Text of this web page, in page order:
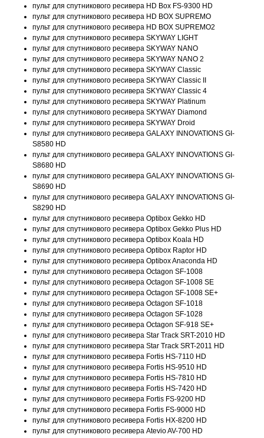
пульт для спутникового ресивера HD Box FS-9300 HD
пульт для спутникового ресивера HD BOX SUPREMO
пульт для спутникового ресивера HD BOX SUPREMO2
пульт для спутникового ресивера SKYWAY LIGHT
пульт для спутникового ресивера SKYWAY NANO
пульт для спутникового ресивера SKYWAY NANO 2
пульт для спутникового ресивера SKYWAY Classic
пульт для спутникового ресивера SKYWAY Classic II
пульт для спутникового ресивера SKYWAY Classic 4
пульт для спутникового ресивера SKYWAY Platinum
пульт для спутникового ресивера SKYWAY Diamond
пульт для спутникового ресивера SKYWAY Droid
пульт для спутникового ресивера GALAXY INNOVATIONS GI-
S8580 HD
пульт для спутникового ресивера GALAXY INNOVATIONS GI-
S8680 HD
пульт для спутникового ресивера GALAXY INNOVATIONS GI-
S8690 HD
пульт для спутникового ресивера GALAXY INNOVATIONS GI-
S8290 HD
пульт для спутникового ресивера Optibox Gekko HD
пульт для спутникового ресивера Optibox Gekko Plus HD
пульт для спутникового ресивера Optibox Koala HD
пульт для спутникового ресивера Optibox Raptor HD
пульт для спутникового ресивера Optibox Anaconda HD
пульт для спутникового ресивера Octagon SF-1008
пульт для спутникового ресивера Octagon SF-1008 SE
пульт для спутникового ресивера Octagon SF-1008 SE+
пульт для спутникового ресивера Octagon SF-1018
пульт для спутникового ресивера Octagon SF-1028
пульт для спутникового ресивера Octagon SF-918 SE+
пульт для спутникового ресивера Star Track SRT-2010 HD
пульт для спутникового ресивера Star Track SRT-2011 HD
пульт для спутникового ресивера Fortis HS-7110 HD
пульт для спутникового ресивера Fortis HS-9510 HD
пульт для спутникового ресивера Fortis HS-7810 HD
пульт для спутникового ресивера Fortis HS-7420 HD
пульт для спутникового ресивера Fortis FS-9200 HD
пульт для спутникового ресивера Fortis FS-9000 HD
пульт для спутникового ресивера Fortis HX-8200 HD
пульт для спутникового ресивера Atevio AV-700 HD